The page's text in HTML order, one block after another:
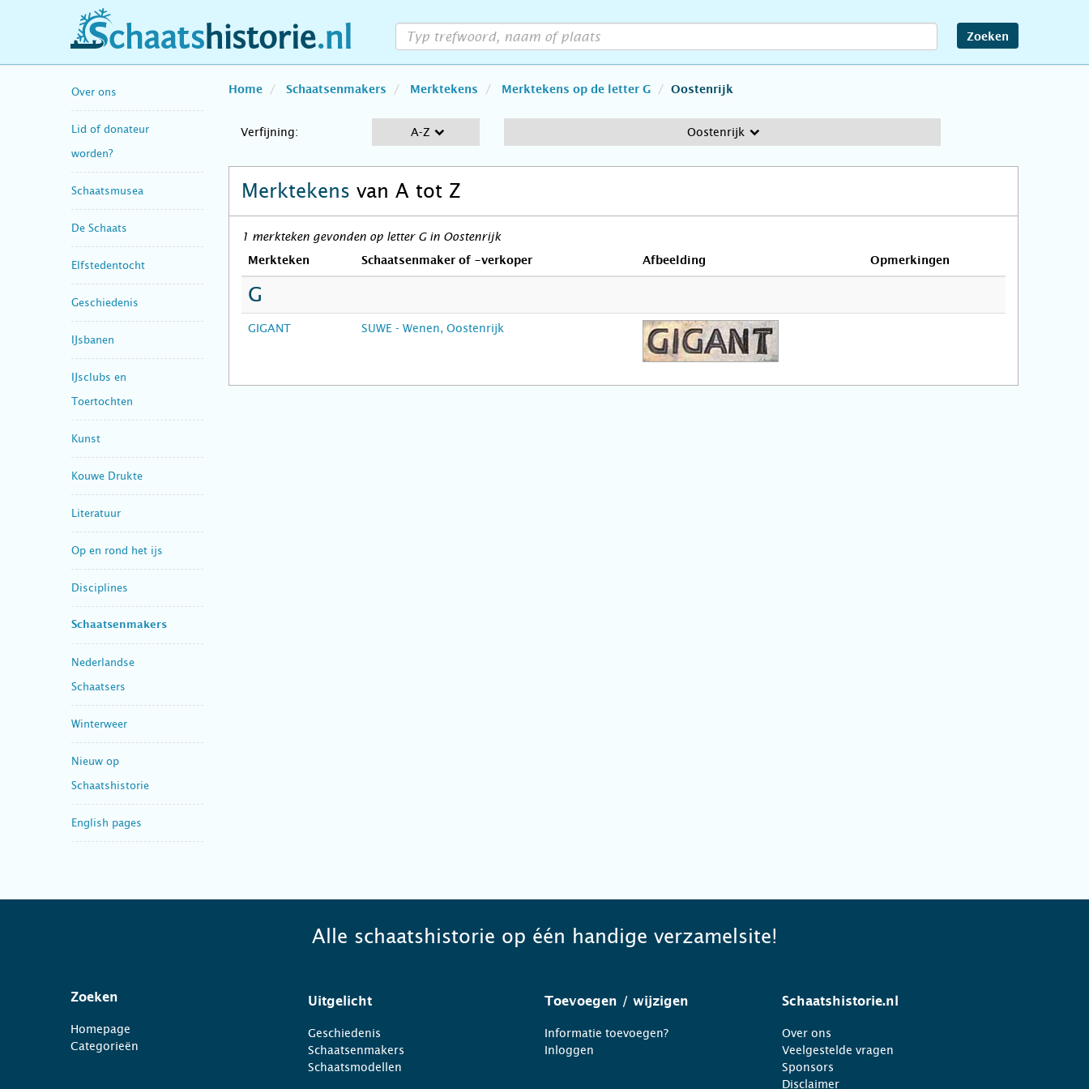
schaatshistorie.nl Zoeken
Over ons
Lid of donateur
worden?
Schaatsmusea
De Schaats
Elfstedentocht
Geschiedenis
IJsbanen
IJsclubs en
Toertochten
Kunst
Kouwe Drukte
Literatuur
Op en rond het ijs
Disciplines
Schaatsenmakers
Nederlandse
Schaatsers
Winterweer
Nieuw op
Schaatshistorie
English pages
Home Schaatsenmakers Merktekens Merktekens op de letter G Oostenrijk
Verfijning: A-Z Oostenrijk
Merktekens van A tot Z
1 merkteken gevonden op letter G in Oostenrijk
Merkteken Schaatsenmaker of -verkoper Afbeelding Opmerkingen
G
GIGANT SUWE - Wenen, Oostenrijk
Alle schaatshistorie op één handige verzamelsite!
Zoeken
Homepage
Categorieën
Uitgelicht
Geschiedenis
Schaatsenmakers
Schaatsmodellen
Toevoegen / wijzigen
Informatie toevoegen?
Inloggen
Schaatshistorie.nl
Over ons
Veelgestelde vragen
Sponsors
Disclaimer